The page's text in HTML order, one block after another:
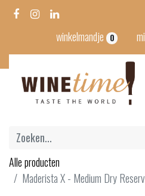
winkelmandje 0
Alle producten
Maderista X - Medium Dry